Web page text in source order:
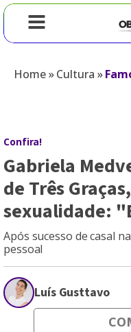
Home»Cultura »
Confira!
Gabriela
de Três
sexualidade:
Após sucesso de casal
pessoal
Luís Gusttavo